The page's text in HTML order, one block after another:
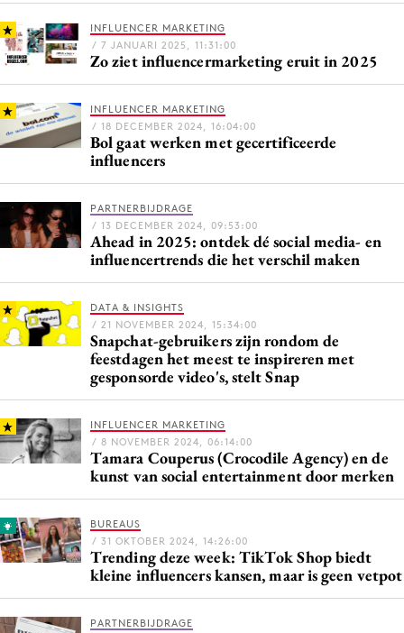
9 sept: GenAI-training
12 nov: MarketingLive!
Events
Opleidingen
Topics
Artificial Intelligence
Campagnes
Carriere
Craft
INFLUENCER MARKETING
/ 7 JANUARI 2025, 11:31:00
Zo ziet influencermarketing eruit in 2025
INFLUENCER MARKETING
/ 18 DECEMBER 2024, 16:04:00
Bol gaat werken met gecertificeerde
influencers
PARTNERBIJDRAGE
/ 13 DECEMBER 2024, 09:53:00
Ahead in 2025: ontdek dé social media- en
influencertrends die het verschil maken
DATA & INSIGHTS
/ 21 NOVEMBER 2024, 15:34:00
Snapchat-gebruikers zijn rondom de
feestdagen het meest te inspireren met
gesponsorde video's, stelt Snap
INFLUENCER MARKETING
/ 8 NOVEMBER 2024, 06:14:00
Tamara Couperus (Crocodile Agency) en de
kunst van social entertainment door merken
BUREAUS
/ 31 OKTOBER 2024, 14:26:00
Trending deze week: TikTok Shop biedt
kleine influencers kansen, maar is geen vetpot
PARTNERBIJDRAGE